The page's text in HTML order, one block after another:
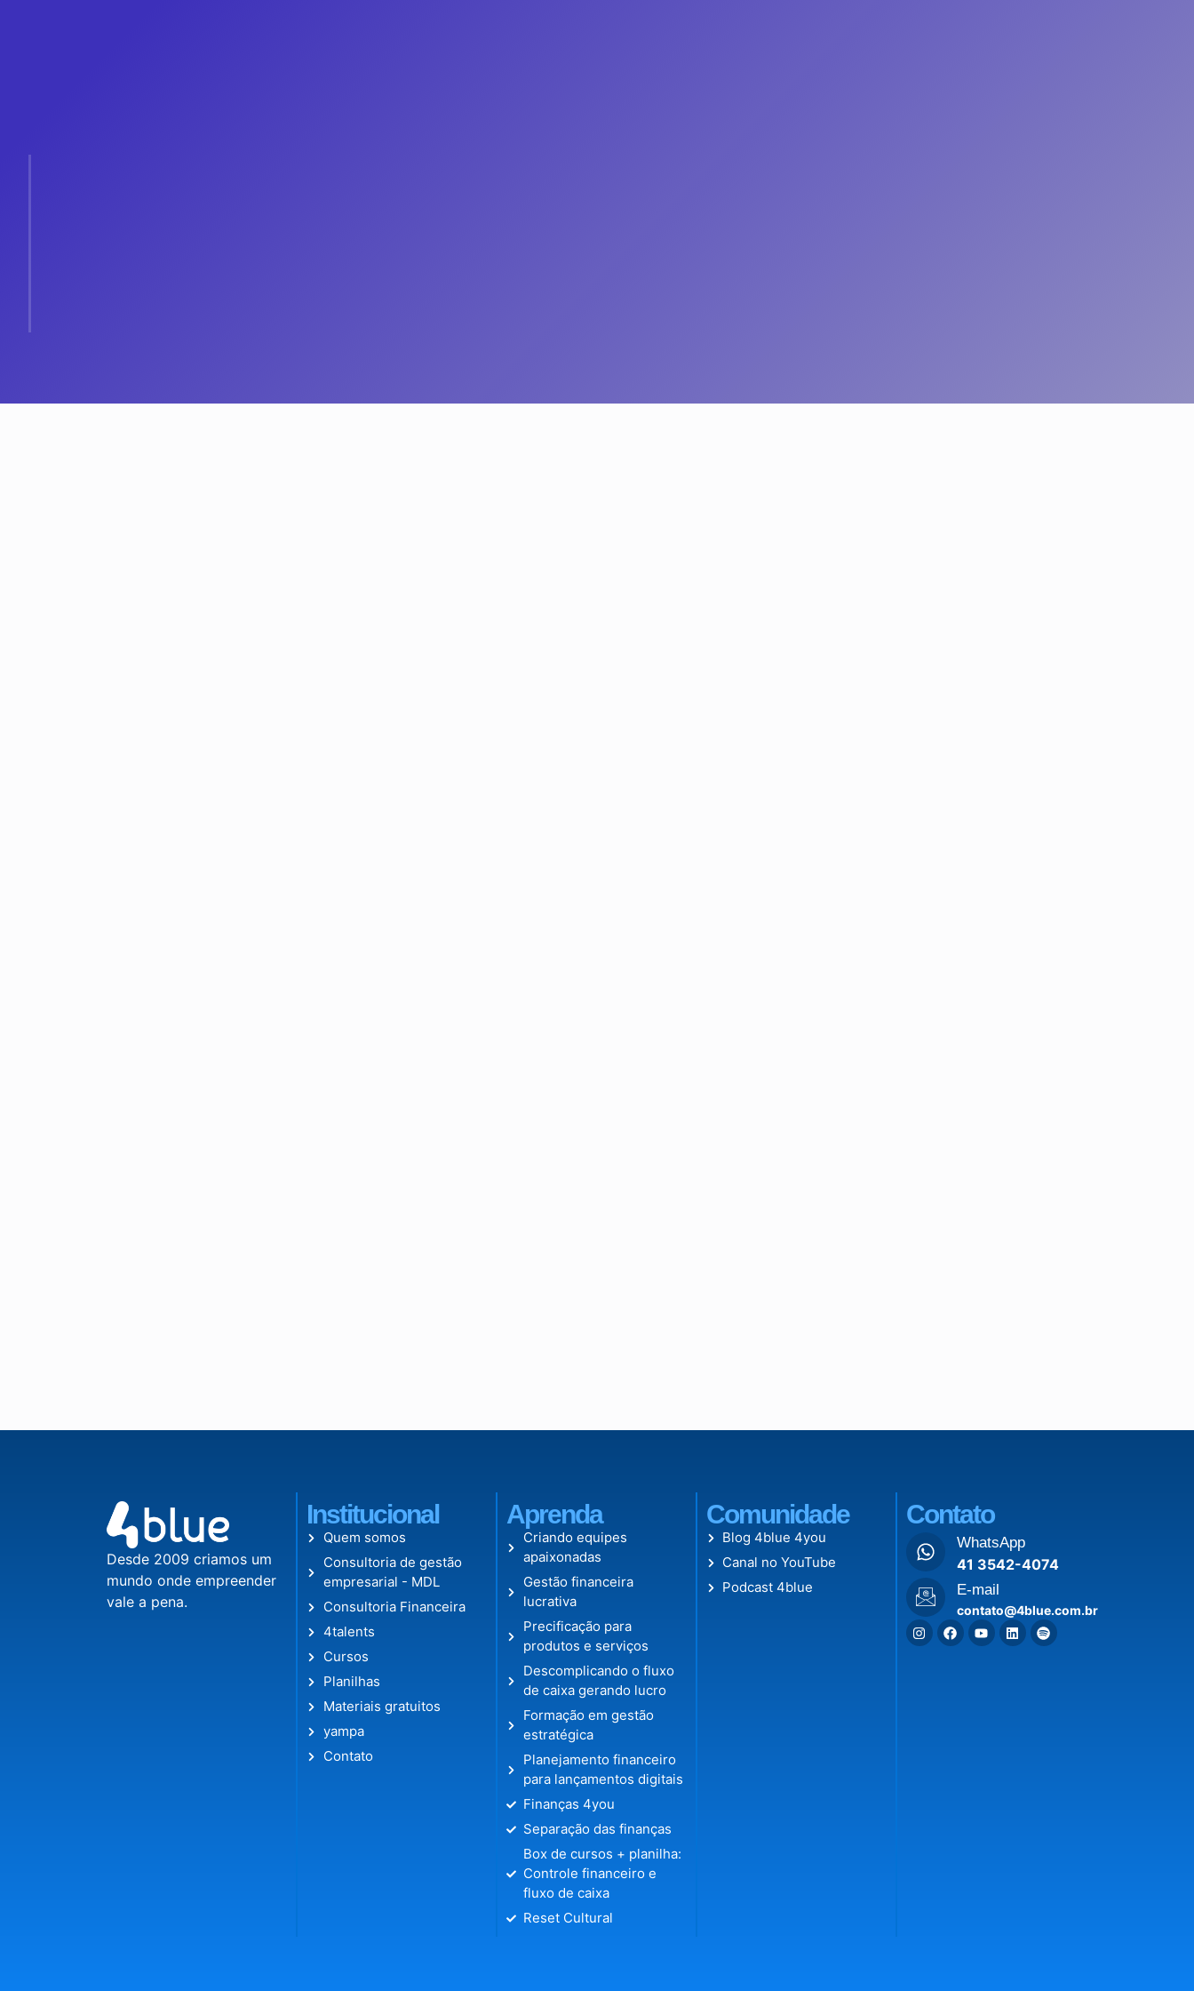
Desde 2009 criamos um
mundo onde empreender
vale a pena.
Institucional
Quem somos
Consultoria de gestão
empresarial - MDL
Consultoria Financeira
4talents
Cursos
Planilhas
Materiais gratuitos
yampa
Contato
Aprenda
Criando equipes
apaixonadas
Gestão financeira
lucrativa
Precificação para
produtos e serviços
Descomplicando o fluxo
de caixa gerando lucro
Formação em gestão
estratégica
Planejamento financeiro
para lançamentos digitais
Finanças 4you
Separação das finanças
Box de cursos + planilha:
Controle financeiro e
fluxo de caixa
Reset Cultural
Comunidade
Blog 4blue 4you
Canal no YouTube
Podcast 4blue
Contato
WhatsApp
41 3542-4074
E-mail
contato@4blue.com.br